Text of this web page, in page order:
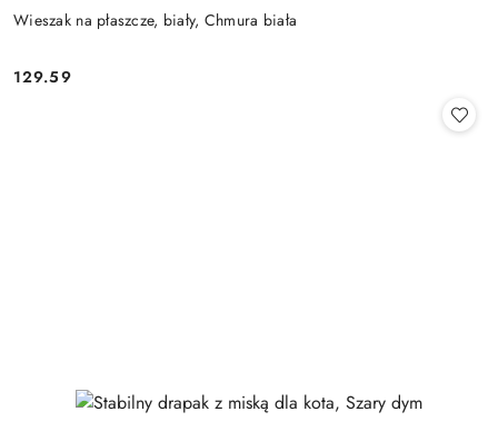
Wieszak na płaszcze, biały, Chmura biała
Cena:
129.59